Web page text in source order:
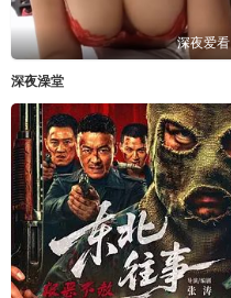
深夜爱看
深夜澡堂